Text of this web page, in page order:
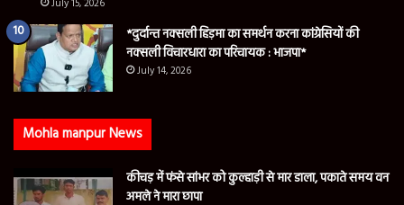
July 15, 2026
*दुर्दान्त नक्सली हिड़मा का समर्थन करना कांग्रेसियों की
नक्सली विचारधारा का परिचायक : भाजपा*
July 14, 2026
Mohla manpur News
कीचड़ में फंसे सांभर को कुल्हाड़ी से मार डाला, पकाते समय वन
अमले ने मारा छापा